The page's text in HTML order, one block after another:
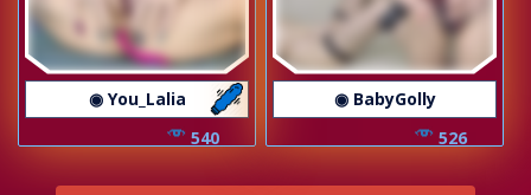
◉ You_Lalia
540
◉ BabyGolly
526